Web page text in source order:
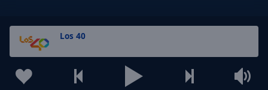
Los 40